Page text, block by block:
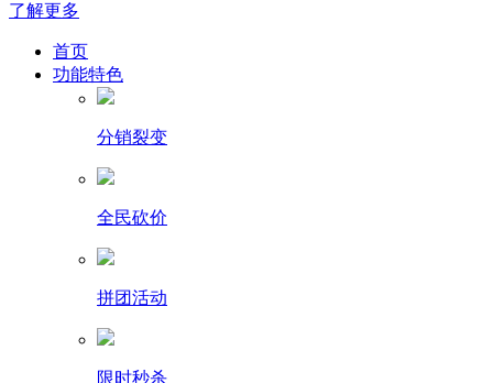
了解更多
首页
功能特色
分销裂变
全民砍价
拼团活动
限时秒杀